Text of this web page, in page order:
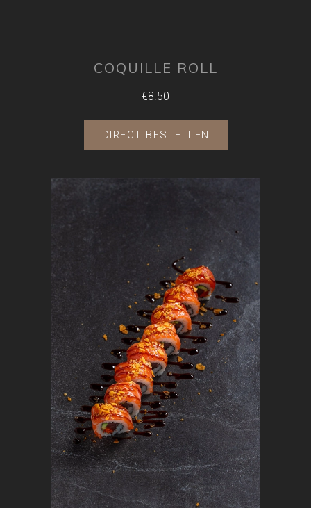
COQUILLE ROLL
€8.50
DIRECT BESTELLEN